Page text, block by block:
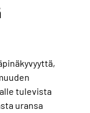
tulevista
uransa